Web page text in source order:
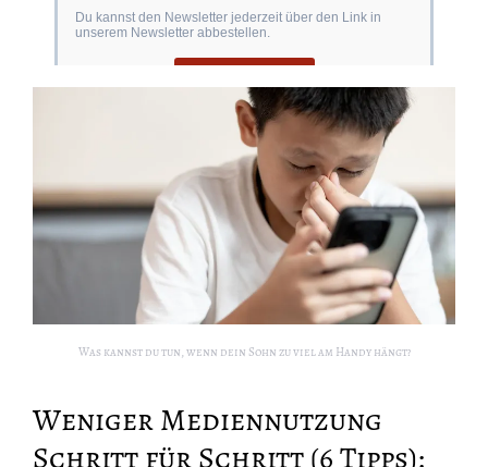
Was kannst du tun, wenn dein Sohn zu viel am Handy hängt?
Weniger Mediennutzung
Schritt für Schritt (6 Tipps):